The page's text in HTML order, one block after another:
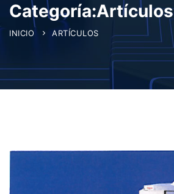
Categoría:Artículos
INICIO ARTÍCULOS